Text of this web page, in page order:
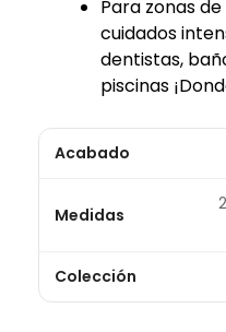
Para zonas
cuidados
dentistas,
piscinas
Acabado
Medidas
Colección